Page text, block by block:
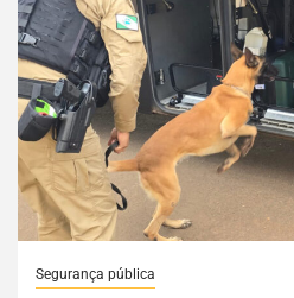
Segurança pública